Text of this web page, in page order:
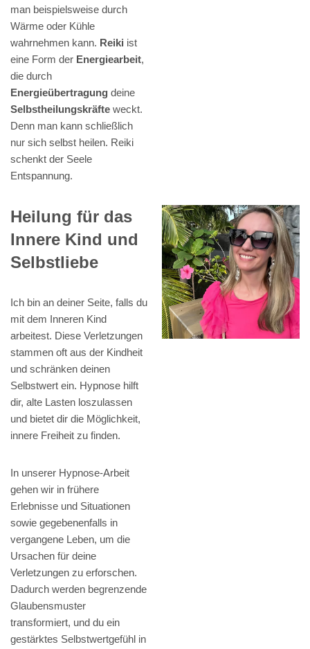
man beispielsweise durch
Wärme oder Kühle
wahrnehmen kann. Reiki ist
eine Form der Energiearbeit,
die durch
Energieübertragung deine
Selbstheilungskräfte weckt.
Denn man kann schließlich
nur sich selbst heilen. Reiki
schenkt der Seele
Entspannung.
Heilung für das
Innere Kind und
Selbstliebe
Ich bin an deiner Seite, falls du
mit dem Inneren Kind
arbeitest. Diese Verletzungen
stammen oft aus der Kindheit
und schränken deinen
Selbstwert ein. Hypnose hilft
dir, alte Lasten loszulassen
und bietet dir die Möglichkeit,
innere Freiheit zu finden.
In unserer Hypnose-Arbeit
gehen wir in frühere
Erlebnisse und Situationen
sowie gegebenenfalls in
vergangene Leben, um die
Ursachen für deine
Verletzungen zu erforschen.
Dadurch werden begrenzende
Glaubensmuster
transformiert, und du ein
gestärktes Selbstwertgefühl in